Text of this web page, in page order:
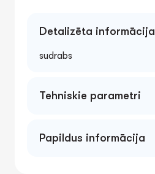
Detalizēta informācija
sudrabs
Tehniskie parametri
Papildus informācija